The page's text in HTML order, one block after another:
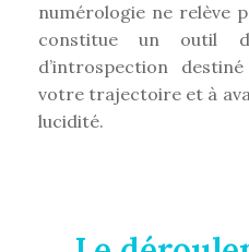
numérologie ne relève
constitue un outil
d’introspection
votre trajectoire et à
lucidité.